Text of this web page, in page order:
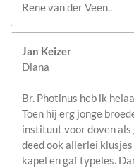
Rene van der Veen..
Jan Keizer
Diana
Br. Photinus heb ik
Toen hij erg jonge
instituut voor doven
deed ook allerlei
kapel en gaf typeles.